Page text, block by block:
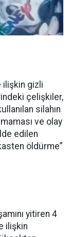
ilişkin gizli
çelişkiler,
silahın
ve olay
edilen
öldürme”
yitiren 4
ilişkin